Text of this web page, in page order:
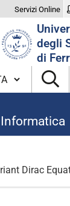
Servizi Online
degli
di
lingua
Dirac